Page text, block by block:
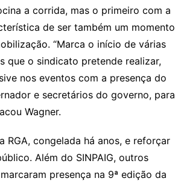
a corrida, mas o primeiro com a
de ser também um momento
“Marca o início de várias
que o sindicato pretende realizar,
nos eventos com a presença do
e secretários do governo, para
Wagner.
congelada há anos, e reforçar
Além do SINPAIG, outros
presença na 9ª edição da